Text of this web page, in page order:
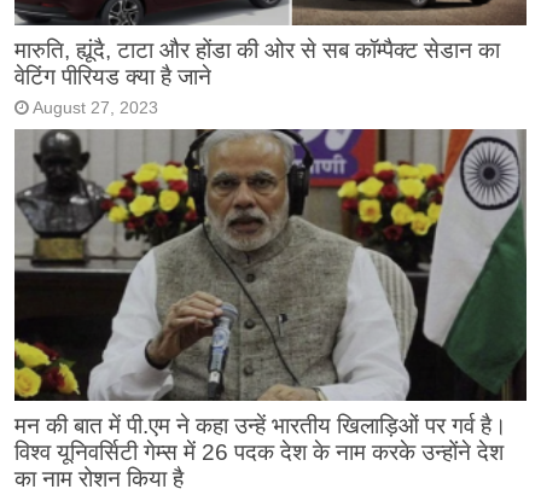
मारुति, ह्यूंदै, टाटा और होंडा की ओर से सब कॉम्पैक्ट सेडान का
वेटिंग पीरियड क्या है जाने
August 27, 2023
मन की बात में पी.एम ने कहा उन्हें भारतीय खिलाड़िओं पर गर्व है।
विश्व यूनिवर्सिटी गेम्स में 26 पदक देश के नाम करके उन्होंने देश
का नाम रोशन किया है